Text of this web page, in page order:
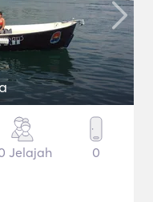
Jelajah 0